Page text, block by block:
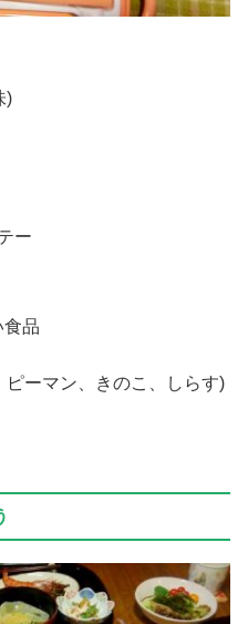
)
ー
食品
ーマン、きのこ、しらす)